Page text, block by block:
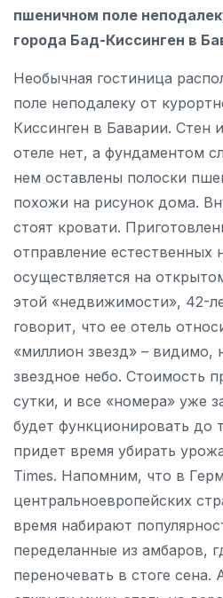
пшеничном поле
города Бад-Киссинген в
Необычная гостиница
поле неподалеку от
Киссинген в Баварии. Стен
отеле нет, а фундаментом
нем оставлены полоски
похожи на рисунок дома.
стоят кровати.
отправление естественных
осуществляется на
этой «недвижимости», 42-
говорит, что ее отель
«миллион звезд» – видимо,
звездное небо. Стоимость
сутки, и все «номера» уже
будет функционировать до
придет время убирать
Times. Напомним, что в
центральноевропейских
время набирают
переделанные из амбаров,
переночевать в стоге